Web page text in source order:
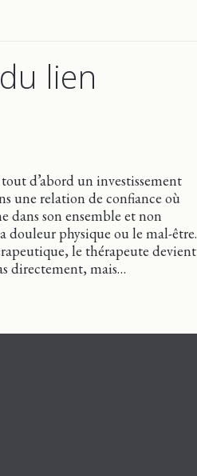
lien
d’abord un investissement
une relation de confiance où
dans son ensemble et non
douleur physique ou le mal-être.
le thérapeute devient
directement, mais…